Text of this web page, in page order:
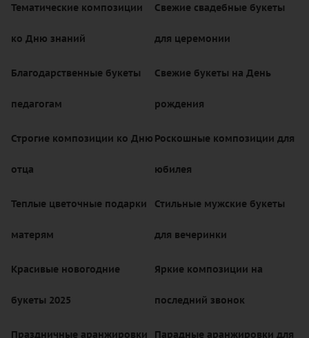
Тематические композиции
ко Дню знаний
Благодарственные букеты
педагогам
Строгие композиции ко Дню
отца
Теплые цветочные подарки
матерям
Красивые новогодние
букеты 2025
Праздничные аранжировки
Свежие свадебные букеты
для церемонии
Свежие букеты на День
рождения
Роскошные композиции для
юбилея
Стильные мужские букеты
для вечеринки
Яркие композиции на
последний звонок
Парадные аранжировки для